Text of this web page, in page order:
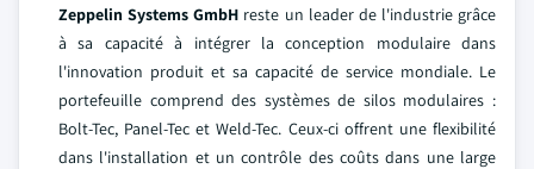
Zeppelin Systems GmbH reste un leader de l'industrie grâce
à sa capacité à intégrer la conception modulaire dans
l'innovation produit et sa capacité de service mondiale. Le
portefeuille comprend des systèmes de silos modulaires :
Bolt-Tec, Panel-Tec et Weld-Tec. Ceux-ci offrent une flexibilité
dans l'installation et un contrôle des coûts dans une large